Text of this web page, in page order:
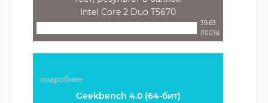
Intel Core 2 Duo T5670
39.63
(100%)
подробнее
Geekbench 4.0 (64-бит)